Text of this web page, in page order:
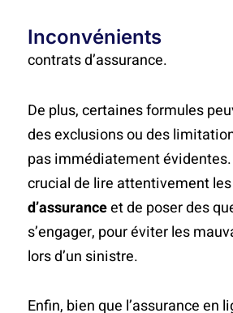
Inconvénients
contrats d’assurance.
De plus, certaines formules
des exclusions ou des
pas immédiatement
crucial de lire attentivement les
d’assuranceet de poser des
s’engager, pour éviter les
lors d’un sinistre.
Enfin, bien que l’assurance en